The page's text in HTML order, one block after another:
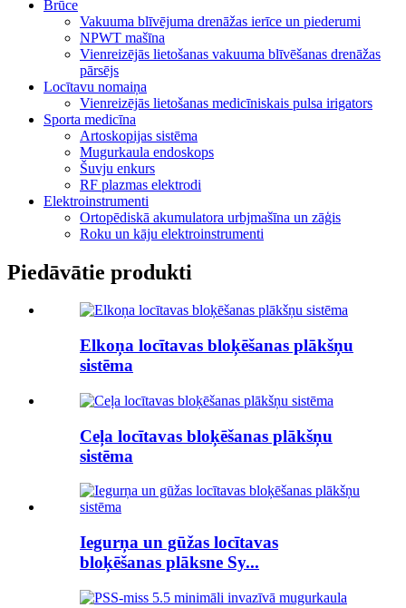
Brūce
Vakuuma blīvējuma drenāžas ierīce un piederumi
NPWT mašīna
Vienreizējās lietošanas vakuuma blīvēšanas drenāžas
pārsējs
Locītavu nomaiņa
Vienreizējās lietošanas medicīniskais pulsa irigators
Sporta medicīna
Artoskopijas sistēma
Mugurkaula endoskops
Šuvju enkurs
RF plazmas elektrodi
Elektroinstrumenti
Ortopēdiskā akumulatora urbjmašīna un zāģis
Roku un kāju elektroinstrumenti
Piedāvātie produkti
Elkoņa locītavas bloķēšanas plākšņu
sistēma
Ceļa locītavas bloķēšanas plākšņu
sistēma
Iegurņa un gūžas locītavas
bloķēšanas plāksne Sy...